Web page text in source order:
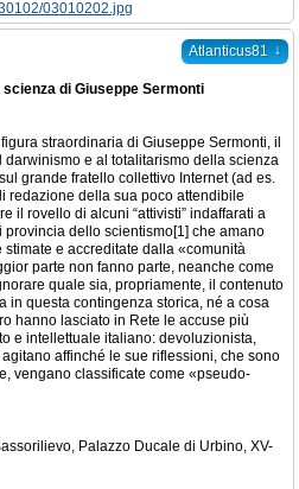
03010202.jpg
Atlanticus81 ↓
di Giuseppe Sermonti
straordinaria di Giuseppe Sermonti, il
e al totalitarismo della scienza
grande fratello collettivo Internet (ad es.
redazione della sua poco attendibile
il rovello di alcuni “attivisti” indaffarati a
provincia dello scientismo[1] che amano
e accreditate dalla «comunità
parte non fanno parte, neanche come
quale sia, propriamente, il contenuto
in questa contingenza storica, né a cosa
hanno lasciato in Rete le accuse più
e intellettuale italiano: devoluzionista,
affinché le sue riflessioni, che sono
vengano classificate come «pseudo-
Palazzo Ducale di Urbino, XV-